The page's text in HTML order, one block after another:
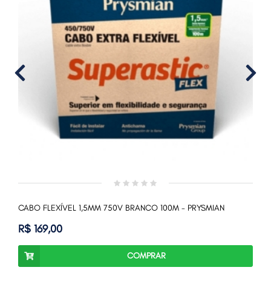
CABO FLEXÍVEL 1,5MM 750V BRANCO 100M - PRYSMIAN
R$ 169,00
COMPRAR